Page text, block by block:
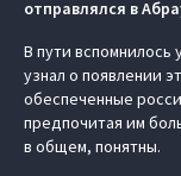
отправлялся в
В пути вспомнилось
узнал о появлении
обеспеченные
предпочитая им
в общем, понятны.